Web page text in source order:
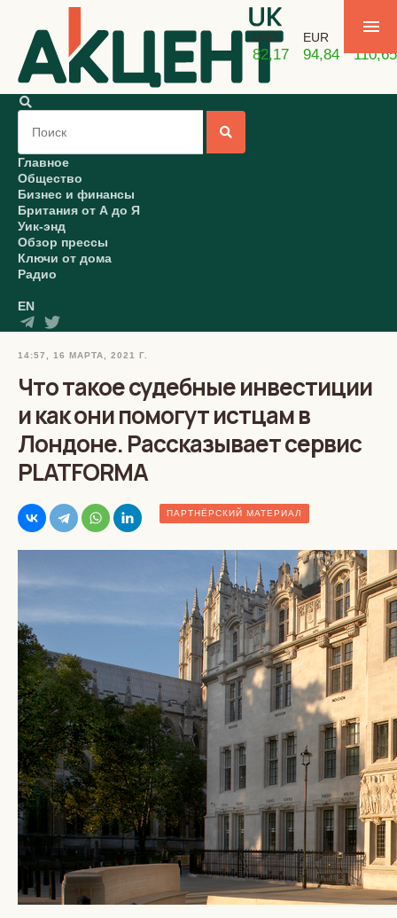
USD
82,17
EUR
94,84 110,65
Главное
Общество
Бизнес и финансы
Британия от А до Я
Уик-энд
Обзор прессы
Ключи от дома
Радио
EN
14:57, 16 МАРТА, 2021 Г.
Что такое судебные инвестиции
и как они помогут истцам в
Лондоне. Рассказывает сервис
PLATFORMA
ПАРТНЁРСКИЙ МАТЕРИАЛ